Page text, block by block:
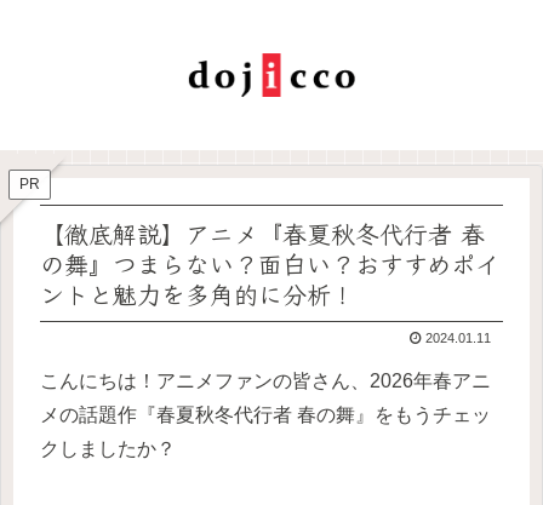
PR
【徹底解説】アニメ『春夏秋冬代行者 春
の舞』つまらない？面白い？おすすめポイ
ントと魅力を多角的に分析！
2024.01.11
こんにちは！アニメファンの皆さん、2026年春アニ
メの話題作『春夏秋冬代行者 春の舞』をもうチェッ
クしましたか？